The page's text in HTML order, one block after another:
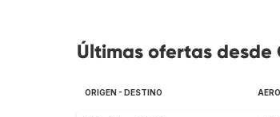
Últimas ofertas
ORIGEN - DESTINO